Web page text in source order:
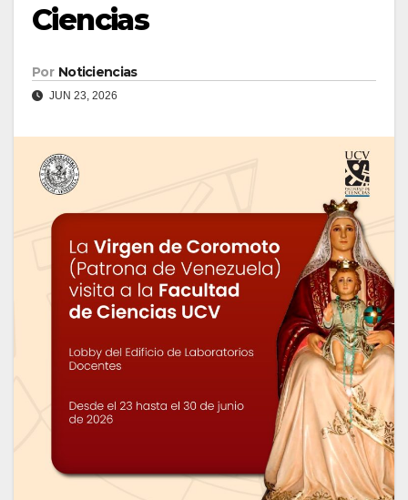
Ciencias
Por Noticiencias
JUN 23, 2026